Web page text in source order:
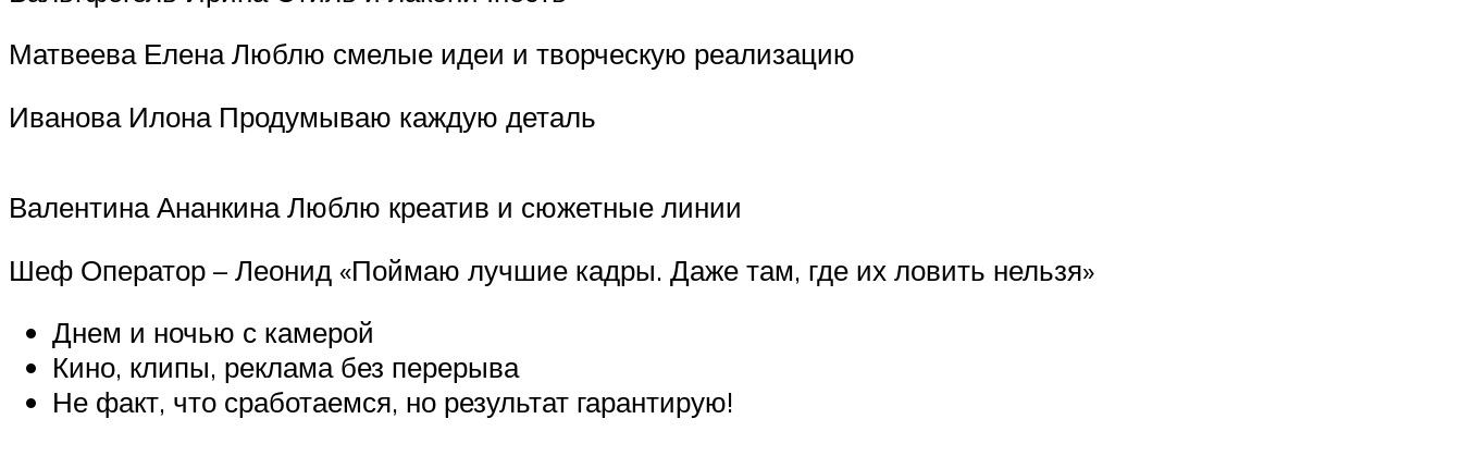
Матвеева Елена Люблю смелые идеи и творческую реализацию
Иванова Илона Продумываю каждую деталь
Валентина Ананкина Люблю креатив и сюжетные линии
Шеф Оператор – Леонид «Поймаю лучшие кадры. Даже там, где их ловить нельзя»
Днем и ночью с камерой
Кино, клипы, реклама без перерыва
Не факт, что сработаемся, но результат гарантирую!